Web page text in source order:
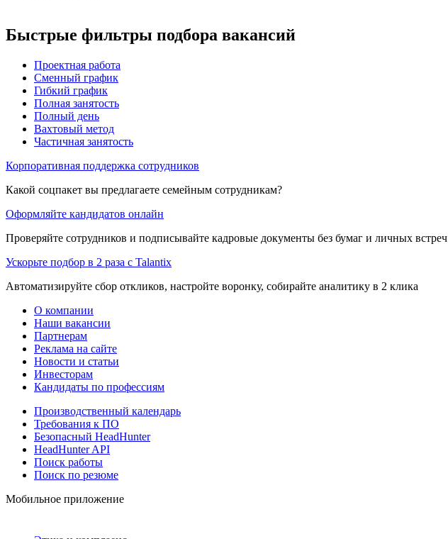
Быстрые фильтры подбора вакансий
Проектная работа
Сменный график
Гибкий график
Полная занятость
Полный день
Вахтовый метод
Частичная занятость
Корпоративная поддержка сотрудников
Какой соцпакет вы предлагаете семейным сотрудникам?
Оформляйте кандидатов онлайн
Проверяйте сотрудников и подписывайте кадровые документы без бумаг и личных встреч
Ускорьте подбор в 2 раза с Talantix
Автоматизируйте сбор откликов, настройте воронку, собирайте аналитику в 2 клика
О компании
Наши вакансии
Партнерам
Реклама на сайте
Новости и статьи
Инвесторам
Кандидаты по профессиям
Производственный календарь
Требования к ПО
Безопасный HeadHunter
HeadHunter API
Поиск работы
Поиск по резюме
Мобильное приложение